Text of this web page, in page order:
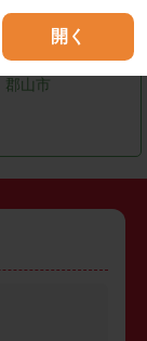
開く
郡山市